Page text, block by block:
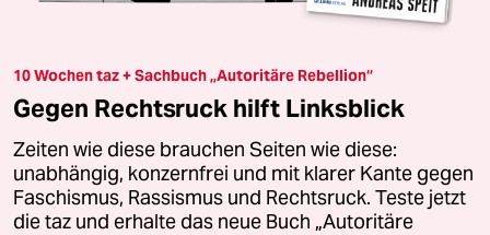
10 Wochen taz + Sachbuch „Autoritäre Rebellion“
Gegen Rechtsruck hilft Linksblick
Zeiten wie diese brauchen Seiten wie diese:
unabhängig, konzernfrei und mit klarer Kante gegen
Faschismus, Rassismus und Rechtsruck. Teste jetzt
die taz und erhalte das neue Buch „Autoritäre